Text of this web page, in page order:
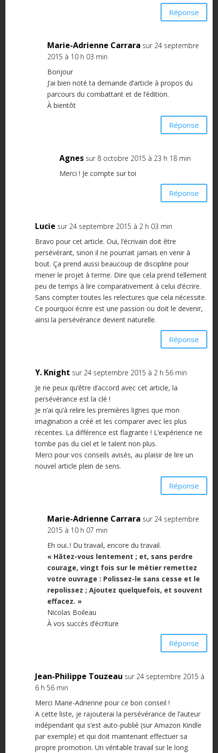
Réponse
Marie-Adrienne Carrara sur 24 septembre
2015 à 10 h 03 min
Bonjour
J’ai bien noté ta demande d’article à propos du
parcours du combattant et de l’édition.
À bientôt
Réponse
Agnes sur 8 octobre 2015 à 23 h 18 min
Merci ! Je compte sur toi
Réponse
Lucie sur 24 septembre 2015 à 2 h 03 min
Bravo pour cet article. Oui, l’écrivain doit être
persévérant, sinon il ne pourrait jamais en venir à
bout. Ça prend aussi beaucoup de discipline pour
mener le projet à terme. Dire que cela prend tellement
peu de temps à lire comparativement à celui d’écrire.
Sans compter toutes les relectures que cela nécessite.
Ce pourquoi écrire est une passion ou doit le devenir,
ainsi la persévérance devient naturelle.
Réponse
Y. Knight sur 24 septembre 2015 à 2 h 56 min
Je ne peux qu’être d’accord avec cet article, la
persévérance est la clé !
Je n’ai qu’à relire les premières lignes que mon
imagination a créé et les comparer avec les plus
récentes. La différence est flagrante ! L’expérience ne
tombe pas du ciel et le talent non plus.
Merci pour vos conseils avisés, au plaisir de lire un
nouvel article plein de sens.
Réponse
Marie-Adrienne Carrara sur 24 septembre
2015 à 10 h 07 min
Eh oui..! Du travail, encore du travail.
« Hâtez-vous lentement ; et, sans perdre
courage, vingt fois sur le métier remettez
votre ouvrage : Polissez-le sans cesse et le
repolissez ; Ajoutez quelquefois, et souvent
effacez. »
Nicolas Boileau
À vos succès d’écriture
Réponse
Jean-Philippe Touzeau sur 24 septembre 2015 à
6 h 56 min
Merci Marie-Adrienne pour ce bon conseil !
A cette liste, je rajouterai la persévérance de l’auteur
indépendant qui s’est auto-publié (sur Amazon Kindle
par exemple) et qui doit maintenant effectuer sa
propre promotion. Un véritable travail sur le long